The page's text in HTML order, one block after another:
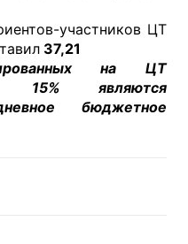
участников ЦТ
37,21
на ЦТ
15% являются
бюджетное